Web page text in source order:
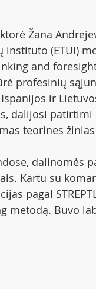
Žana
(ETUI)
and
profesinių
ir
dalijosi patirtimi
teorines
dalinomės
Kartu su
pagal
metodą. Buvo